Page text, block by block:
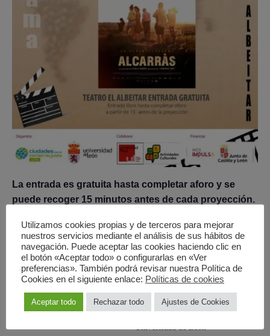
La entrada es gratuita hasta completar aforo y se
puede recoger 15 minutos antes de cada proyección.
Añadir al calendario
DETALLES ORGANIZADOR
Universidad de León
Utilizamos cookies propias y de terceros para mejorar
nuestros servicios mediante el análisis de sus hábitos de
navegación. Puede aceptar las cookies haciendo clic en
el botón «Aceptar todo» o configurarlas en «Ver
preferencias». También podrá revisar nuestra Política de
Cookies en el siguiente enlace: Políticas de cookies
Aceptar todo Rechazar todo Ajustes de Cookies